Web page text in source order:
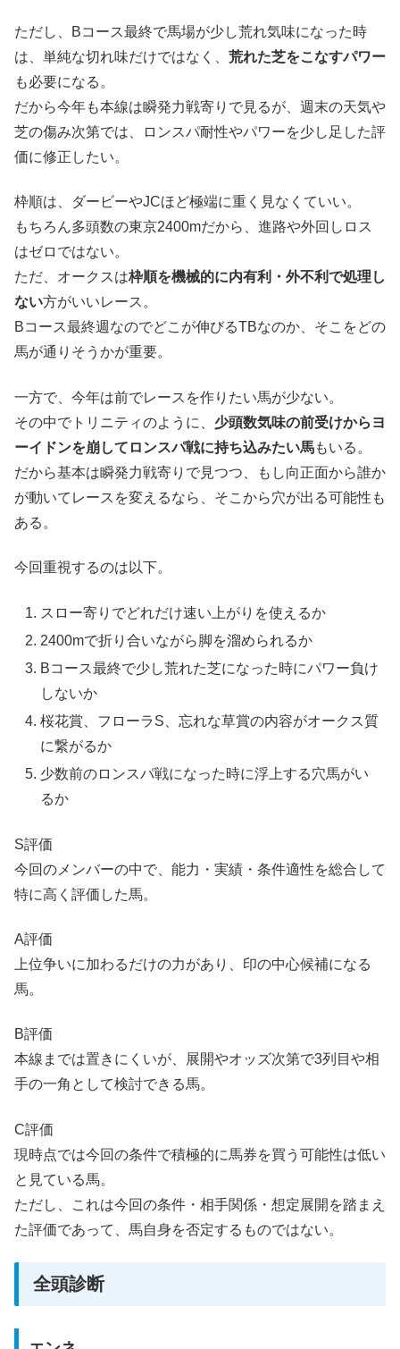
ただし、Bコース最終で馬場が少し荒れ気味になった時
は、単純な切れ味だけではなく、 荒れた芝をこなすパワー
も必要になる。
だから今年も本線は瞬発力戦寄りで見るが、週末の天気や
芝の傷み次第では、ロンスパ耐性やパワーを少し足した評
価に修正したい。
枠順は、ダービーやJCほど極端に重く見なくていい。
もちろん多頭数の東京2400mだから、進路や外回しロス
はゼロではない。
ただ、オークスは枠順を機械的に内有利・外不利で処理し
ない方がいいレース。
Bコース最終週なのでどこが伸びるTBなのか、そこをどの
馬が通りそうかが重要。
一方で、今年は前でレースを作りたい馬が少ない。
その中でトリニティのように、 少頭数気味の前受けからヨ
ーイドンを崩してロンスパ戦に持ち込みたい馬もいる。
だから基本は瞬発力戦寄りで見つつ、もし向正面から誰か
が動いてレースを変えるなら、そこから穴が出る可能性も
ある。
今回重視するのは以下。
スロー寄りでどれだけ速い上がりを使えるか
2400mで折り合いながら脚を溜められるか
Bコース最終で少し荒れた芝になった時にパワー負け
しないか
桜花賞、フローラS、忘れな草賞の内容がオークス質
に繋がるか
少数前のロンスパ戦になった時に浮上する穴馬がい
るか
S評価
今回のメンバーの中で、能力・実績・条件適性を総合して
特に高く評価した馬。
A評価
上位争いに加わるだけの力があり、印の中心候補になる
馬。
B評価
本線までは置きにくいが、展開やオッズ次第で3列目や相
手の一角として検討できる馬。
C評価
現時点では今回の条件で積極的に馬券を買う可能性は低い
と見ている馬。
ただし、これは今回の条件・相手関係・想定展開を踏まえ
た評価であって、馬自身を否定するものではない。
全頭診断